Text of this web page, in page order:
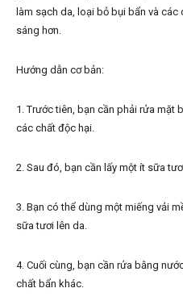
làm sạch da, loại bỏ bụi bẩn và
sáng hơn.
Hướng dẫn cơ bản:
1. Trước tiên, bạn cần phải rửa mặt
các chất độc hại.
2. Sau đó, bạn cần lấy một ít sữa
3. Bạn có thể dùng một miếng vải
sữa tươi lên da.
4. Cuối cùng, bạn cần rửa bằng
chất bẩn khác.